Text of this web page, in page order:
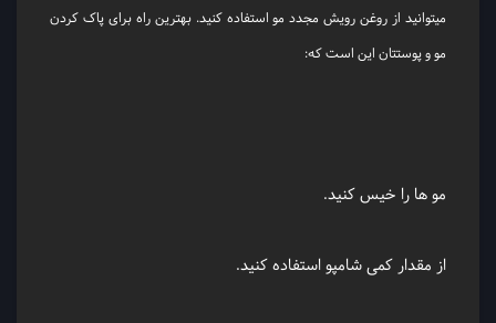
میتوانید از روغن رویش مجدد مو استفاده کنید. بهترین راه برای پاک کردن
مو و پوستتان این است که:
مو ها را خیس کنید.
از مقدار کمی شامپو استفاده کنید.